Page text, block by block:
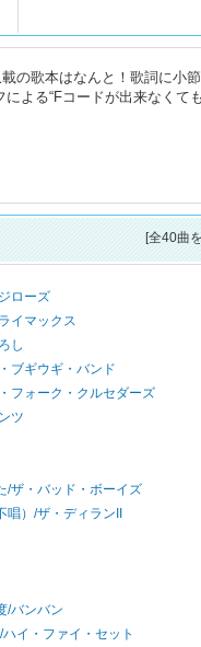
の歌本はなんと！歌詞に小
よる“Fコードが出来なくて
[全40曲
ローズ
イマックス
し
ブギウギ・バンド
フォーク・クルセダーズ
ツ
/ザ・バッド・ボーイズ
唱）/ザ・ディランII
/バンバン
ハイ・ファイ・セット